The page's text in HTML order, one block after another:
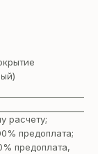
расчету;
предоплата;
предоплата,